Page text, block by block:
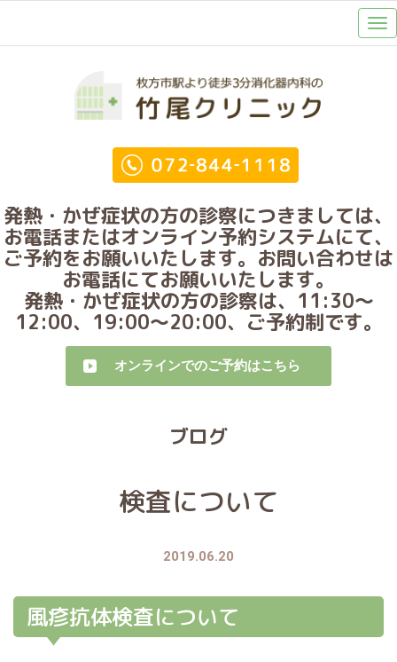
発熱・かぜ症状の方の診察につきましては、
お電話またはオンライン予約システムにて、
ご予約をお願いいたします。お問い合わせは
お電話にてお願いいたします。
発熱・かぜ症状の方の診察は、11:30～
12:00、19:00～20:00、ご予約制です。
オンラインでのご予約はこちら
ブログ
検査について
2019.06.20
風疹抗体検査について